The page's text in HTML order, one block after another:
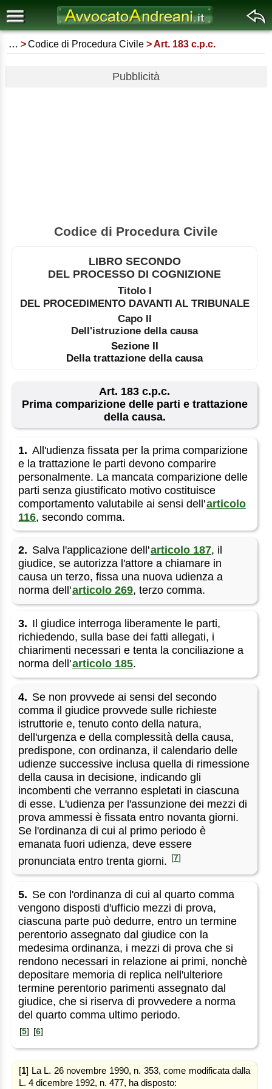
… Codice di Procedura Civile Art. 183 c.p.c.
Pubblicità
Codice di Procedura Civile
LIBRO SECONDO
DEL PROCESSO DI COGNIZIONE
Titolo I
DEL PROCEDIMENTO DAVANTI AL TRIBUNALE
Capo II
Dell'istruzione della causa
Sezione II
Della trattazione della causa
Art. 183 c.p.c.
Prima comparizione delle parti e trattazione
della causa.
1. All'udienza fissata per la prima comparizione
e la trattazione le parti devono comparire
personalmente. La mancata comparizione delle
parti senza giustificato motivo costituisce
comportamento valutabile ai sensi dell'articolo
116, secondo comma.
2. Salva l'applicazione dell'articolo 187, il
giudice, se autorizza l'attore a chiamare in
causa un terzo, fissa una nuova udienza a
norma dell'articolo 269, terzo comma.
3. Il giudice interroga liberamente le parti,
richiedendo, sulla base dei fatti allegati, i
chiarimenti necessari e tenta la conciliazione a
norma dell'articolo 185.
4. Se non provvede ai sensi del secondo
comma il giudice provvede sulle richieste
istruttorie e, tenuto conto della natura,
dell'urgenza e della complessità della causa,
predispone, con ordinanza, il calendario delle
udienze successive inclusa quella di rimessione
della causa in decisione, indicando gli
incombenti che verranno espletati in ciascuna
di esse. L'udienza per l'assunzione dei mezzi di
prova ammessi è fissata entro novanta giorni.
Se l'ordinanza di cui al primo periodo è
emanata fuori udienza, deve essere
pronunciata entro trenta giorni. [7]
5. Se con l'ordinanza di cui al quarto comma
vengono disposti d'ufficio mezzi di prova,
ciascuna parte può dedurre, entro un termine
perentorio assegnato dal giudice con la
medesima ordinanza, i mezzi di prova che si
rendono necessari in relazione ai primi, nonchè
depositare memoria di replica nell'ulteriore
termine perentorio parimenti assegnato dal
giudice, che si riserva di provvedere a norma
del quarto comma ultimo periodo.
[5] [6]
[1] La L. 26 novembre 1990, n. 353, come modificata dalla
L. 4 dicembre 1992, n. 477, ha disposto: